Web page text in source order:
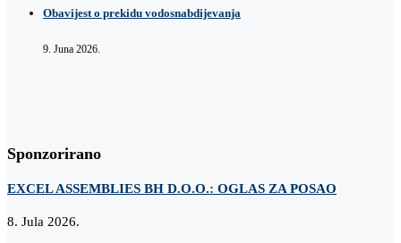
Obavijest o prekidu vodosnabdijevanja
9. Juna 2026.
Sponzorirano
EXCEL ASSEMBLIES BH D.O.O.: OGLAS ZA POSAO
8. Jula 2026.